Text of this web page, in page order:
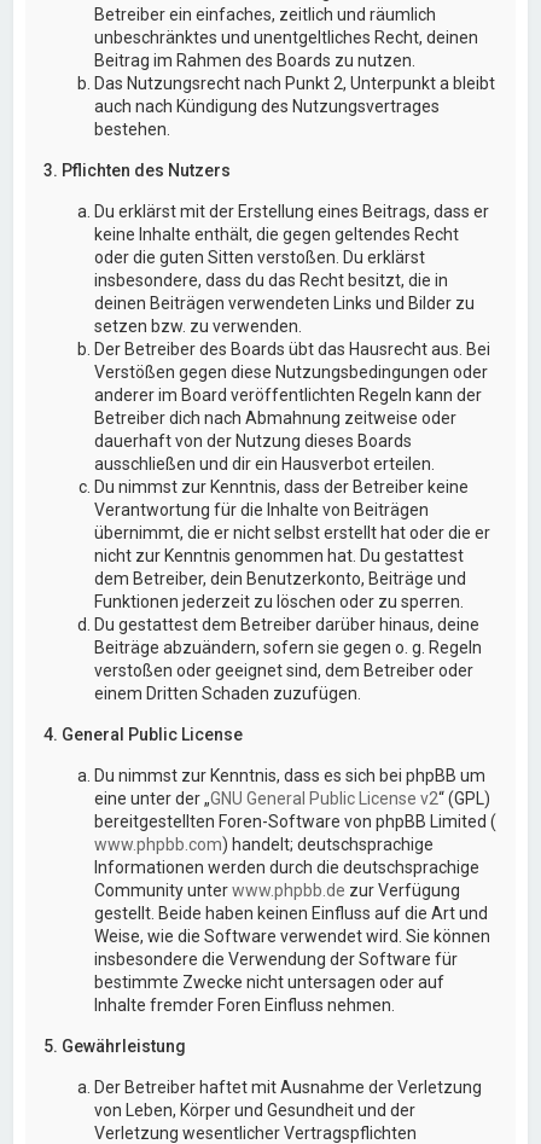
Betreiber ein einfaches, zeitlich und räumlich
unbeschränktes und unentgeltliches Recht, deinen
Beitrag im Rahmen des Boards zu nutzen.
Das Nutzungsrecht nach Punkt 2, Unterpunkt a bleibt
auch nach Kündigung des Nutzungsvertrages
bestehen.
3. Pflichten des Nutzers
Du erklärst mit der Erstellung eines Beitrags, dass er
keine Inhalte enthält, die gegen geltendes Recht
oder die guten Sitten verstoßen. Du erklärst
insbesondere, dass du das Recht besitzt, die in
deinen Beiträgen verwendeten Links und Bilder zu
setzen bzw. zu verwenden.
Der Betreiber des Boards übt das Hausrecht aus. Bei
Verstößen gegen diese Nutzungsbedingungen oder
anderer im Board veröffentlichten Regeln kann der
Betreiber dich nach Abmahnung zeitweise oder
dauerhaft von der Nutzung dieses Boards
ausschließen und dir ein Hausverbot erteilen.
Du nimmst zur Kenntnis, dass der Betreiber keine
Verantwortung für die Inhalte von Beiträgen
übernimmt, die er nicht selbst erstellt hat oder die er
nicht zur Kenntnis genommen hat. Du gestattest
dem Betreiber, dein Benutzerkonto, Beiträge und
Funktionen jederzeit zu löschen oder zu sperren.
Du gestattest dem Betreiber darüber hinaus, deine
Beiträge abzuändern, sofern sie gegen o. g. Regeln
verstoßen oder geeignet sind, dem Betreiber oder
einem Dritten Schaden zuzufügen.
4. General Public License
Du nimmst zur Kenntnis, dass es sich bei phpBB um
eine unter der „GNU General Public License v2“ (GPL)
bereitgestellten Foren-Software von phpBB Limited (
www.phpbb.com) handelt; deutschsprachige
Informationen werden durch die deutschsprachige
Community unterwww.phpbb.de zur Verfügung
gestellt. Beide haben keinen Einfluss auf die Art und
Weise, wie die Software verwendet wird. Sie können
insbesondere die Verwendung der Software für
bestimmte Zwecke nicht untersagen oder auf
Inhalte fremder Foren Einfluss nehmen.
5. Gewährleistung
Der Betreiber haftet mit Ausnahme der Verletzung
von Leben, Körper und Gesundheit und der
Verletzung wesentlicher Vertragspflichten